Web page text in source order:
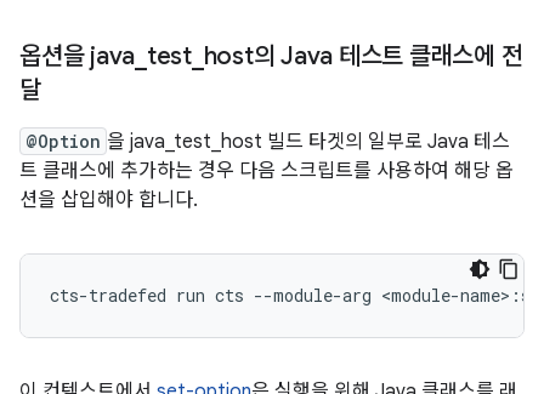
옵션을 java test_ host의 Java 테스트 클래스에 전
달
@Option 을 java_test_host 빌드 타겟의 일부로 Java 테스
트 클래스에 추가하는 경우 다음 스크립트를 사용하여 해당 옵
션을 삽입해야 합니다.
cts-tradefed run cts --module-arg